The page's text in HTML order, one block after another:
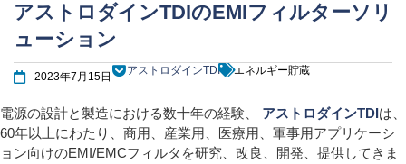
アストロダインTDIのEMIフィルターソリ
ューション
2023年7月15日
アストロダインTDI エネルギー貯蔵
電源の設計と製造における数十年の経験、 アストロダインTDIは、
60年以上にわたり、商用、産業用、医療用、軍事用アプリケーシ
ョン向けのEMI/EMCフィルタを研究、改良、開発、提供してきま